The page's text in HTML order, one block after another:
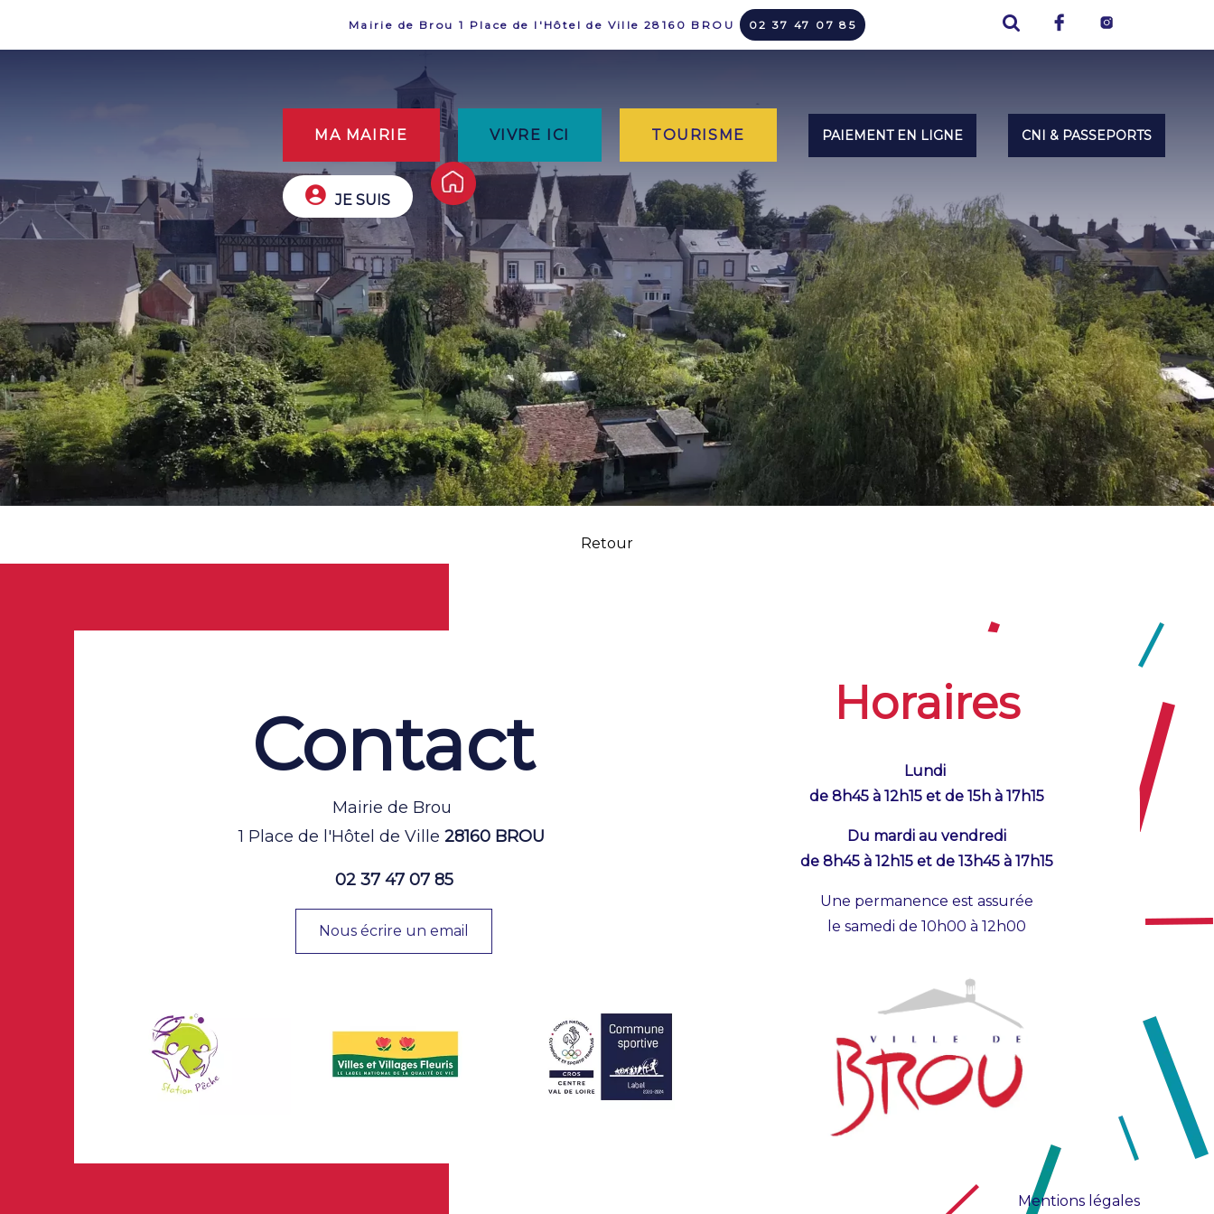
Mairie de Brou 1 Place de l'Hôtel de Ville 28160 BROU 02 37 47 07 85
MA MAIRIE VIVRE ICI TOURISME PAIEMENT EN LIGNE CNI & PASSEPORTS
JE SUIS
Retour
Contact
Mairie de Brou
1 Place de l'Hôtel de Ville 28160 BROU
02 37 47 07 85
Nous écrire un email
Horaires
Lundi
de 8h45 à 12h15 et de 15h à 17h15
Du mardi au vendredi
de 8h45 à 12h15 et de 13h45 à 17h15
Une permanence est assurée
le samedi de 10h00 à 12h00
Mentions légales